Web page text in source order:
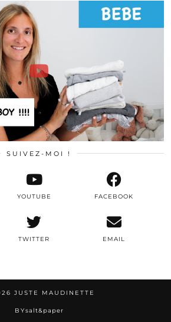
SUIVEZ-MOI !
TWITTER
FACEBOOK
YOUTUBE
EMAIL
JUSTE MAUDINETTE
BYsalt&paper